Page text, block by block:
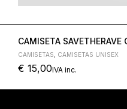
CAMISETA SAVETHERAVE
CAMISETAS CAMISETAS UNISEX
€ 15,00IVA inc.